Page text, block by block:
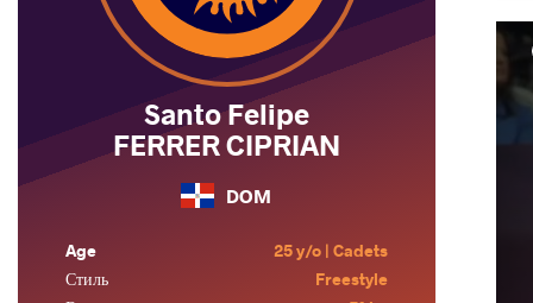
Santo Felipe
FERRER CIPRIAN
DOM
Age
25 y/o | Cadets
Стиль
Freestyle